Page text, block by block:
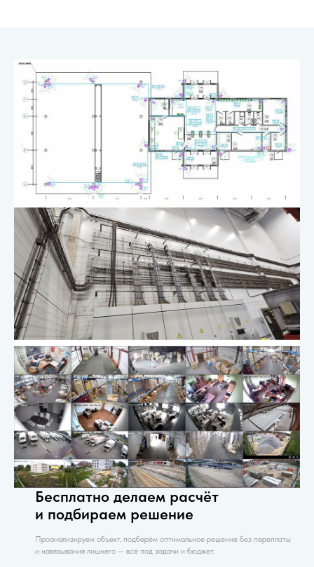
Бесплатно делаем расчёт
и подбираем решение
Проанализируем объект, подберём оптимальное решение без переплаты
и навязывания лишнего — всё под задачи и бюджет.